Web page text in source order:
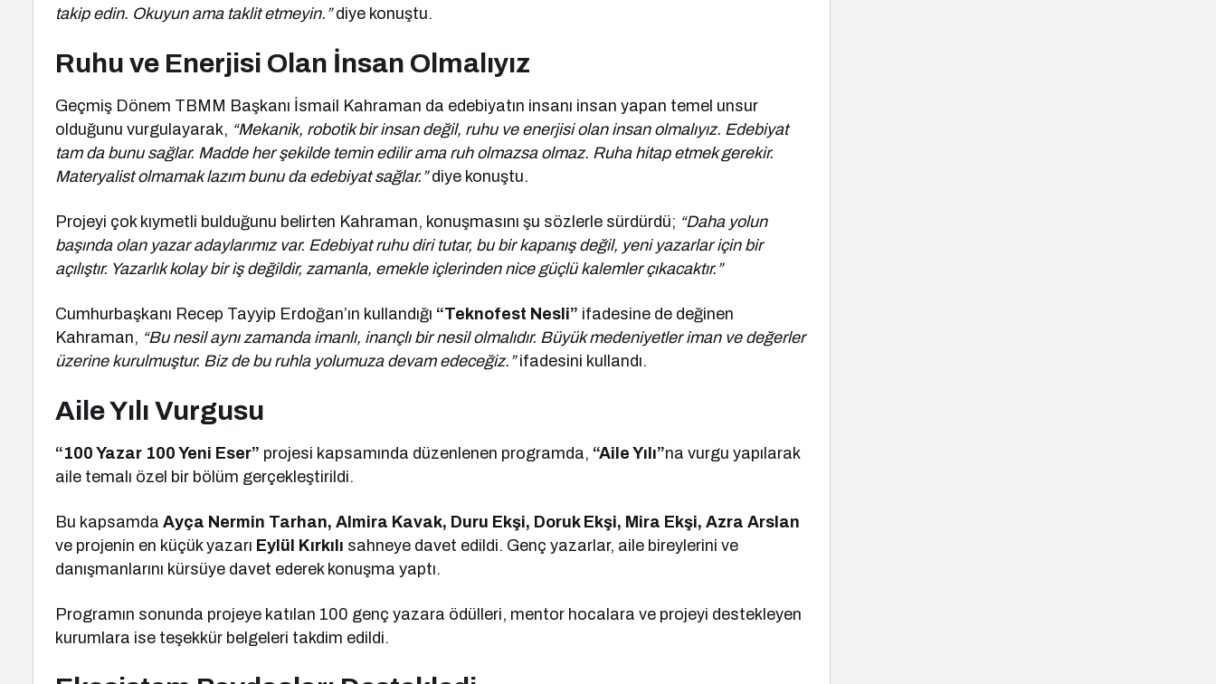
takip edin. Okuyun ama taklit etmeyin.”diye konuştu.
Ruhu ve Enerjisi Olan İnsan Olmalıyız
Geçmiş Dönem TBMM Başkanı İsmail Kahraman da edebiyatın insanı insan yapan temel unsur
olduğunu vurgulayarak, “Mekanik, robotik bir insan değil, ruhu ve enerjisi olan insan olmalıyız. Edebiyat
tam da bunu sağlar. Madde her şekilde temin edilir ama ruh olmazsa olmaz. Ruha hitap etmek gerekir.
Materyalist olmamak lazım bunu da edebiyat sağlar.”diye konuştu.
Projeyi çok kıymetli bulduğunu belirten Kahraman, konuşmasını şu sözlerle sürdürdü; “Daha yolun
başında olan yazar adaylarımız var. Edebiyat ruhu diri tutar, bu bir kapanış değil, yeni yazarlar için bir
açılıştır. Yazarlık kolay bir iş değildir, zamanla, emekle içlerinden nice güçlü kalemler çıkacaktır.”
Cumhurbaşkanı Recep Tayyip Erdoğan’ın kullandığı “Teknofest Nesli” ifadesine de değinen
Kahraman, “Bu nesil aynı zamanda imanlı, inançlı bir nesil olmalıdır. Büyük medeniyetler iman ve değerler
üzerine kurulmuştur. Biz de bu ruhla yolumuza devam edeceğiz.”ifadesini kullandı.
Aile Yılı Vurgusu
“100 Yazar 100 Yeni Eser” projesi kapsamında düzenlenen programda, “Aile Yılı”na vurgu yapılarak
aile temalı özel bir bölüm gerçekleştirildi.
Bu kapsamdaAyça Nermin Tarhan, Almira Kavak, Duru Ekşi, Doruk Ekşi, Mira Ekşi, Azra Arslan
ve projenin en küçük yazarı Eylül Kırkılı sahneye davet edildi. Genç yazarlar, aile bireylerini ve
danışmanlarını kürsüye davet ederek konuşma yaptı.
Programın sonunda projeye katılan 100 genç yazara ödülleri, mentor hocalara ve projeyi destekleyen
kurumlara ise teşekkür belgeleri takdim edildi.